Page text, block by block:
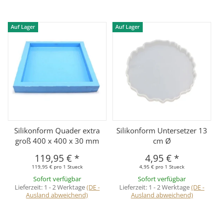
Auf Lager
Silikonform Quader extra
groß 400 x 400 x 30 mm
119,95 € *
119,95 € pro 1 Stueck
Sofort verfügbar
Lieferzeit: 1 - 2 Werktage(DE -
Ausland abweichend)
Auf Lager
Silikonform Untersetzer 13
cm Ø
4,95 € *
4,95 € pro 1 Stueck
Sofort verfügbar
Lieferzeit: 1 - 2 Werktage(DE -
Ausland abweichend)